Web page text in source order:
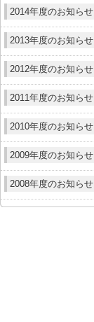
2014年度のお知らせ
2013年度のお知らせ
2012年度のお知らせ
2011年度のお知らせ
2010年度のお知らせ
2009年度のお知らせ
2008年度のお知らせ